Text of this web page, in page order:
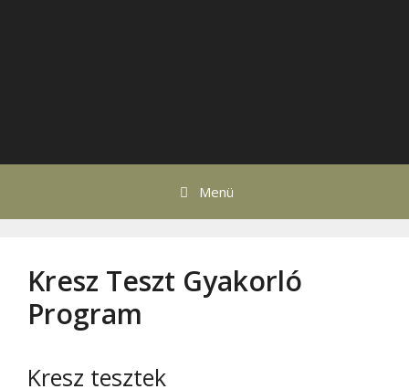
Menü
Kresz Teszt Gyakorló
Program
Kresz tesztek